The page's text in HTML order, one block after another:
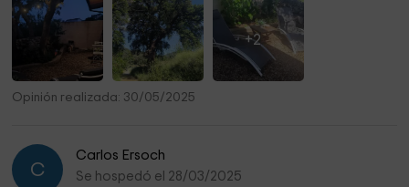
+2
Opinión realizada: 30/05/2025
C
Carlos Ersoch
Se hospedó el 28/03/2025